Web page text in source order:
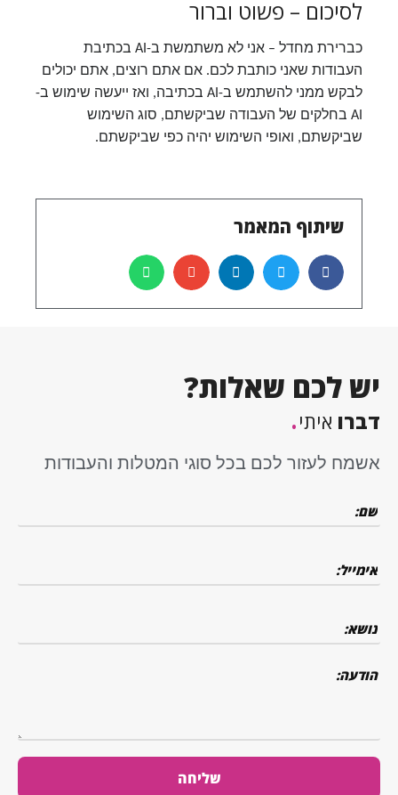
לסיכום – פשוט וברור
כברירת מחדל – אני לא משתמשת ב-AI בכתיבת
העבודות שאני כותבת לכם. אם אתם רוצים, אתם יכולים
לבקש ממני להשתמש ב-AI בכתיבה, ואז ייעשה שימוש ב-
AI בחלקים של העבודה שביקשתם, סוג השימוש
שביקשתם, ואופי השימוש יהיה כפי שביקשתם.
שיתוף המאמר
יש לכם שאלות?
דברו איתי.
אשמח לעזור לכם בכל סוגי המטלות והעבודות